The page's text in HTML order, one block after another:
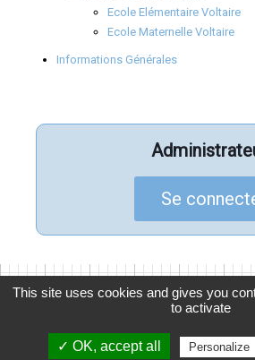
Ecole Elémentaire Voltaire
Ecole Maternelle Voltaire
Informations Générales
Se
Garenne
This site uses cookies and gives you
to activate
✓ OK, accept all Personalize